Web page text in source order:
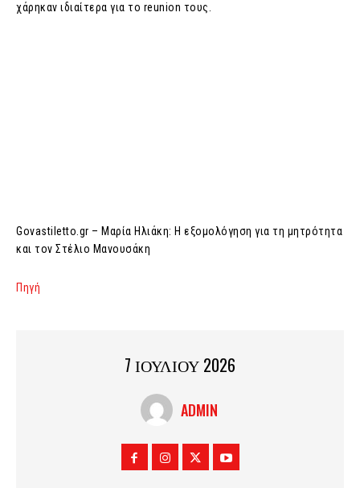
χάρηκαν ιδιαίτερα για το reunion τους.
Govastiletto.gr – Μαρία Ηλιάκη: Η εξομολόγηση για τη μητρότητα
και τον Στέλιο Μανουσάκη
Πηγή
7 ΙΟΥΛΙΟΥ 2026
ADMIN